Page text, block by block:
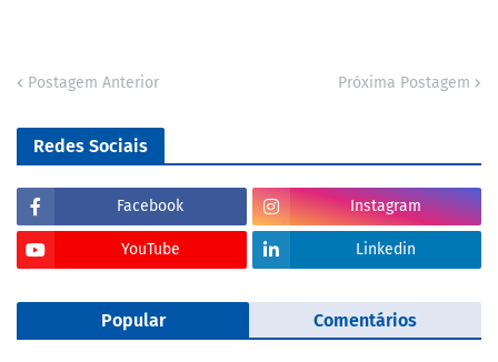
Postagem Anterior Próxima Postagem
Redes Sociais
Facebook Instagram
YouTube Linkedin
Popular Comentários